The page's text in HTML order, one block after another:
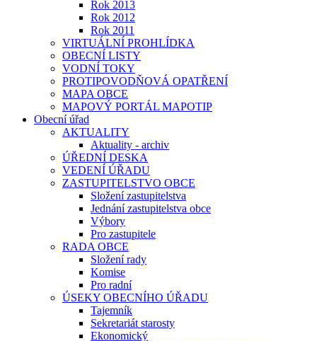
Rok 2013
Rok 2012
Rok 2011
VIRTUÁLNÍ PROHLÍDKA
OBECNÍ LISTY
VODNÍ TOKY
PROTIPOVODŇOVÁ OPATŘENÍ
MAPA OBCE
MAPOVÝ PORTÁL MAPOTIP
Obecní úřad
AKTUALITY
Aktuality - archiv
ÚŘEDNÍ DESKA
VEDENÍ ÚŘADU
ZASTUPITELSTVO OBCE
Složení zastupitelstva
Jednání zastupitelstva obce
Výbory
Pro zastupitele
RADA OBCE
Složení rady
Komise
Pro radní
ÚSEKY OBECNÍHO ÚŘADU
Tajemník
Sekretariát starosty
Ekonomický